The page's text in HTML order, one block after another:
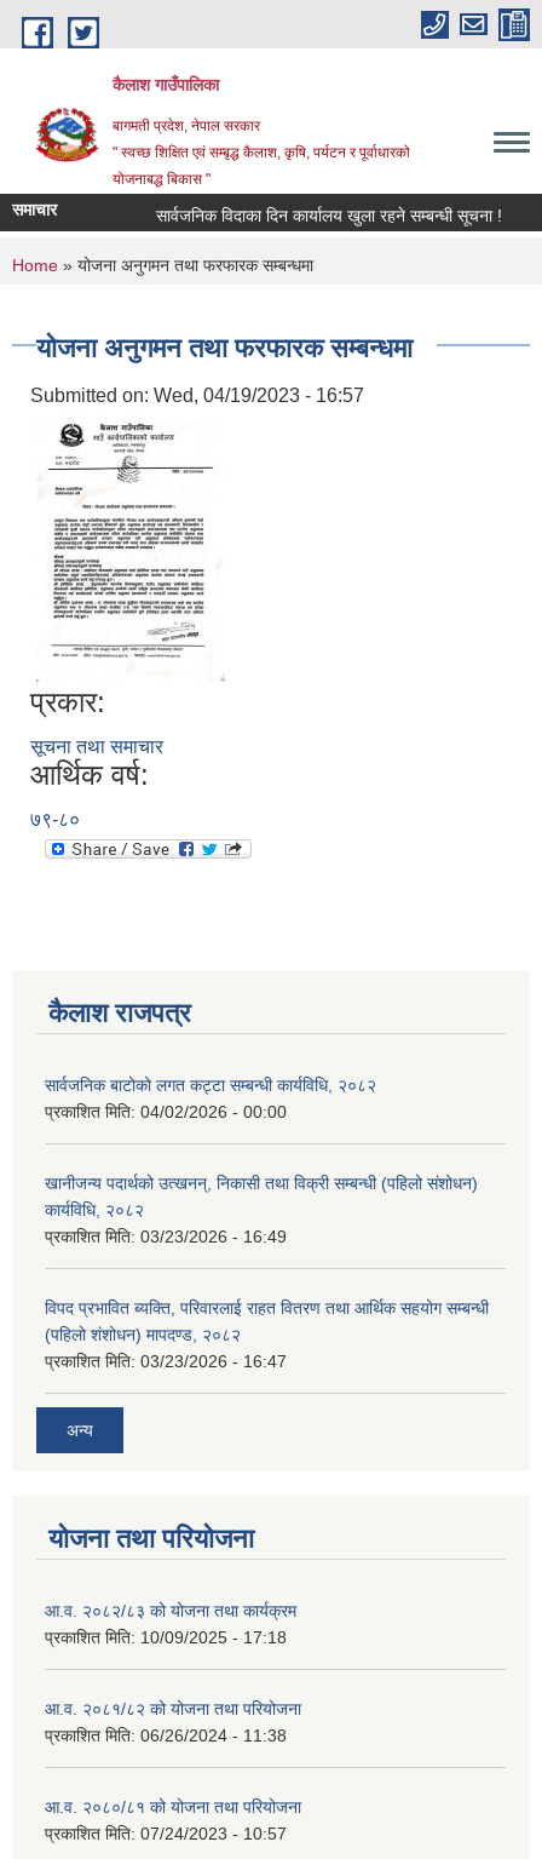
Skip to main content
कैलाश गाउँपालिका
बागमती प्रदेश, नेपाल सरकार
" स्वच्छ शिक्षित एवं सम्बृद्ध कैलाश, कृषि, पर्यटन र पूर्वाधारको
योजनाबद्ध बिकास "
समाचार सार्वजनिक विदाका दिन कार्यालय खुला रहने सम्बन्धी सूचना !
You are here
Home » योजना अनुगमन तथा फरफारक सम्बन्धमा
योजना अनुगमन तथा फरफारक सम्बन्धमा
Submitted on: Wed, 04/19/2023 - 16:57
प्रकार:
सूचना तथा समाचार
आर्थिक वर्ष:
७९-८०
कैलाश राजपत्र
सार्वजनिक बाटोको लगत कट्टा सम्बन्धी कार्यविधि, २०८२
प्रकाशित मिति: 04/02/2026 - 00:00
खानीजन्य पदार्थको उत्खनन्, निकासी तथा विक्री सम्बन्धी (पहिलो संशोधन)
कार्यविधि, २०८२
प्रकाशित मिति: 03/23/2026 - 16:49
विपद प्रभावित ब्यक्ति, परिवारलाई राहत वितरण तथा आर्थिक सहयोग सम्बन्धी
(पहिलो शंशोधन) मापदण्ड, २०८२
प्रकाशित मिति: 03/23/2026 - 16:47
अन्य
योजना तथा परियोजना
आ.व. २०८२/८३ को योजना तथा कार्यक्रम
प्रकाशित मिति: 10/09/2025 - 17:18
आ.व. २०८१/८२ को योजना तथा परियोजना
प्रकाशित मिति: 06/26/2024 - 11:38
आ.व. २०८०/८१ को योजना तथा परियोजना
प्रकाशित मिति: 07/24/2023 - 10:57